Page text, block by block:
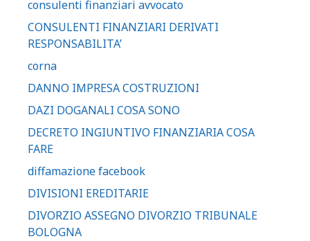
consulenti finanziari avvocato
CONSULENTI FINANZIARI DERIVATI
RESPONSABILITA’
corna
DANNO IMPRESA COSTRUZIONI
DAZI DOGANALI COSA SONO
DECRETO INGIUNTIVO FINANZIARIA COSA
FARE
diffamazione facebook
DIVISIONI EREDITARIE
DIVORZIO ASSEGNO DIVORZIO TRIBUNALE
BOLOGNA